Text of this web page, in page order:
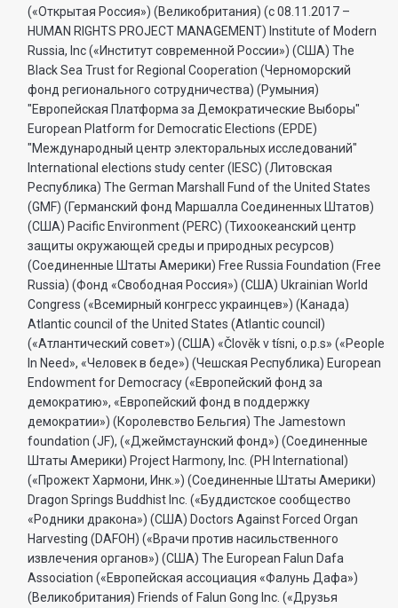
(«Открытая Россия») (Великобритания) (с 08.11.2017 –
HUMAN RIGHTS PROJECT MANAGEMENT) Institute of Modern
Russia, Inc («Институт современной России») (США) The
Black Sea Trust for Regional Cooperation (Черноморский
фонд регионального сотрудничества) (Румыния)
"Европейская Платформа за Демократические Выборы"
European Platform for Democratic Elections (EPDE)
"Международный центр электоральных исследований"
International elections study center (IESC) (Литовская
Республика) The German Marshall Fund of the United States
(GMF) (Германский фонд Маршалла Соединенных Штатов)
(США) Pacific Environment (PERC) (Тихоокеанский центр
защиты окружающей среды и природных ресурсов)
(Соединенные Штаты Америки) Free Russia Foundation (Free
Russia) (Фонд «Свободная Россия») (США) Ukrainian World
Congress («Всемирный конгресс украинцев») (Канада)
Atlantic council of the United States (Atlantic council)
(«Атлантический совет») (США) «Člověk v tísni, o.p.s» («People
In Need», «Человек в беде») (Чешская Республика) European
Endowment for Democracy («Европейский фонд за
демократию», «Европейский фонд в поддержку
демократии») (Королевство Бельгия) The Jamestown
foundation (JF), («Джеймстаунский фонд») (Соединенные
Штаты Америки) Project Harmony, Inc. (PH International)
(«Прожект Хармони, Инк.») (Соединенные Штаты Америки)
Dragon Springs Buddhist Inc. («Буддистское сообщество
«Родники дракона») (США) Doctors Against Forced Organ
Harvesting (DAFOH) («Врачи против насильственного
извлечения органов») (США) The European Falun Dafa
Association («Европейская ассоциация «Фалунь Дафа»)
(Великобритания) Friends of Falun Gong Inc. («Друзья